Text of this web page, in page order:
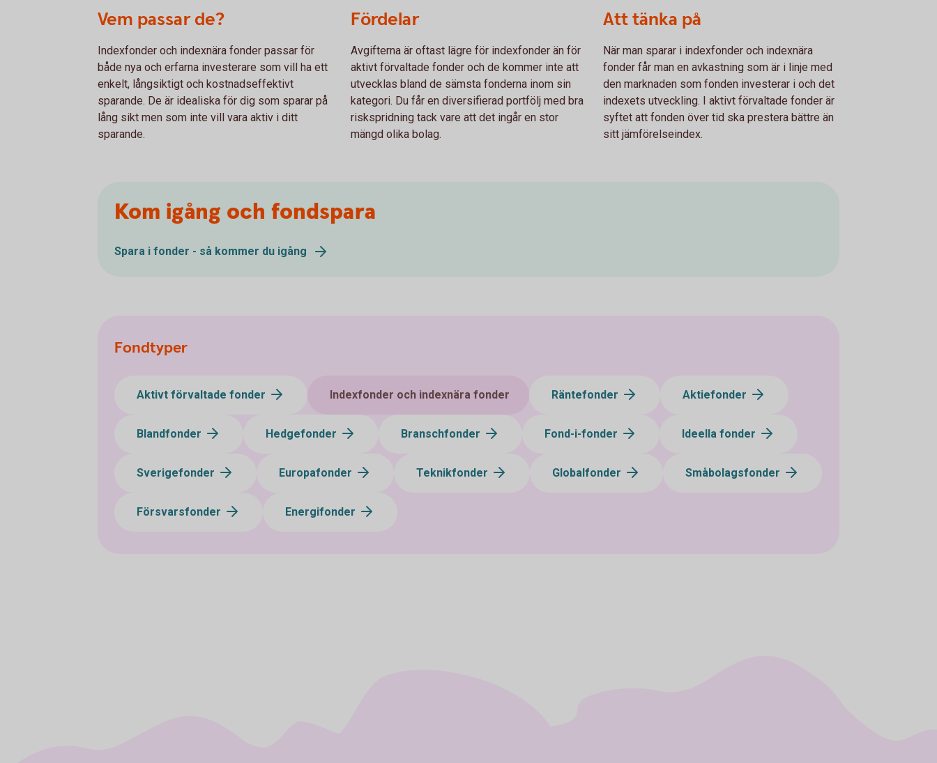
Vem passar de?
Indexfonder och indexnära fonder passar för
både nya och erfarna investerare som vill ha ett
enkelt, långsiktigt och kostnadseffektivt
sparande. De är idealiska för dig som sparar på
lång sikt men som inte vill vara aktiv i ditt
sparande.
Fördelar
Avgifterna är oftast lägre för indexfonder än för
aktivt förvaltade fonder och de kommer inte att
utvecklas bland de sämsta fonderna inom sin
kategori. Du får en diversifierad portfölj med bra
riskspridning tack vare att det ingår en stor
mängd olika bolag.
Att tänka på
När man sparar i indexfonder och indexnära
fonder får man en avkastning som är i linje med
den marknaden som fonden investerar i och det
indexets utveckling. I aktivt förvaltade fonder är
syftet att fonden över tid ska prestera bättre än
sitt jämförelseindex.
Kom igång och fondspara
Spara i fonder - så kommer du igång
Fondtyper
Aktivt förvaltade fonder Indexfonder och indexnära fonder Räntefonder Aktiefonder
Blandfonder Hedgefonder Branschfonder Fond-i-fonder Ideella fonder
Sverigefonder Europafonder Teknikfonder Globalfonder Småbolagsfonder
Försvarsfonder Energifonder